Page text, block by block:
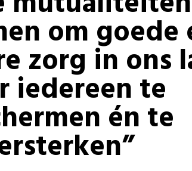
om goede
zorg in ons
iedereen te
én te